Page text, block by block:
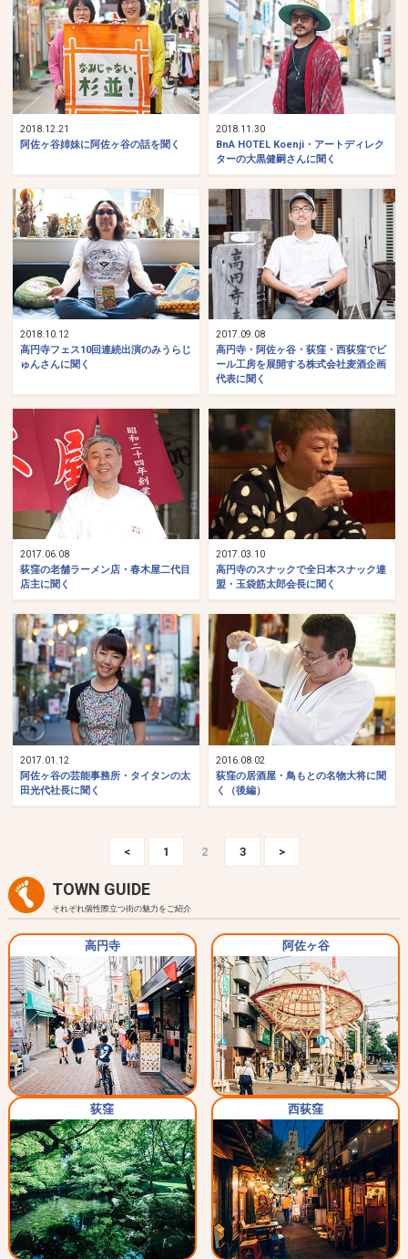
2018.12.21
阿佐ヶ谷姉妹に阿佐ヶ谷の話を聞く
2018.11.30
BnA HOTEL Koenji・アートディレク
ターの大黒健嗣さんに聞く
2018.10.12
高円寺フェス10回連続出演のみうらじ
ゅんさんに聞く
2017.09.08
高円寺・阿佐ヶ谷・荻窪・西荻窪でビ
ール工房を展開する株式会社麦酒企画
代表に聞く
2017.06.08
荻窪の老舗ラーメン店・春木屋二代目
店主に聞く
2017.03.10
高円寺のスナックで全日本スナック連
盟・玉袋筋太郎会長に聞く
2017.01.12
阿佐ヶ谷の芸能事務所・タイタンの太
田光代社長に聞く
2016.08.02
荻窪の居酒屋・鳥もとの名物大将に聞
く（後編）
< 1 2 3 >
TOWN GUIDE
それぞれ個性際立つ街の魅力をご紹介
高円寺 阿佐ヶ谷
荻窪 西荻窪